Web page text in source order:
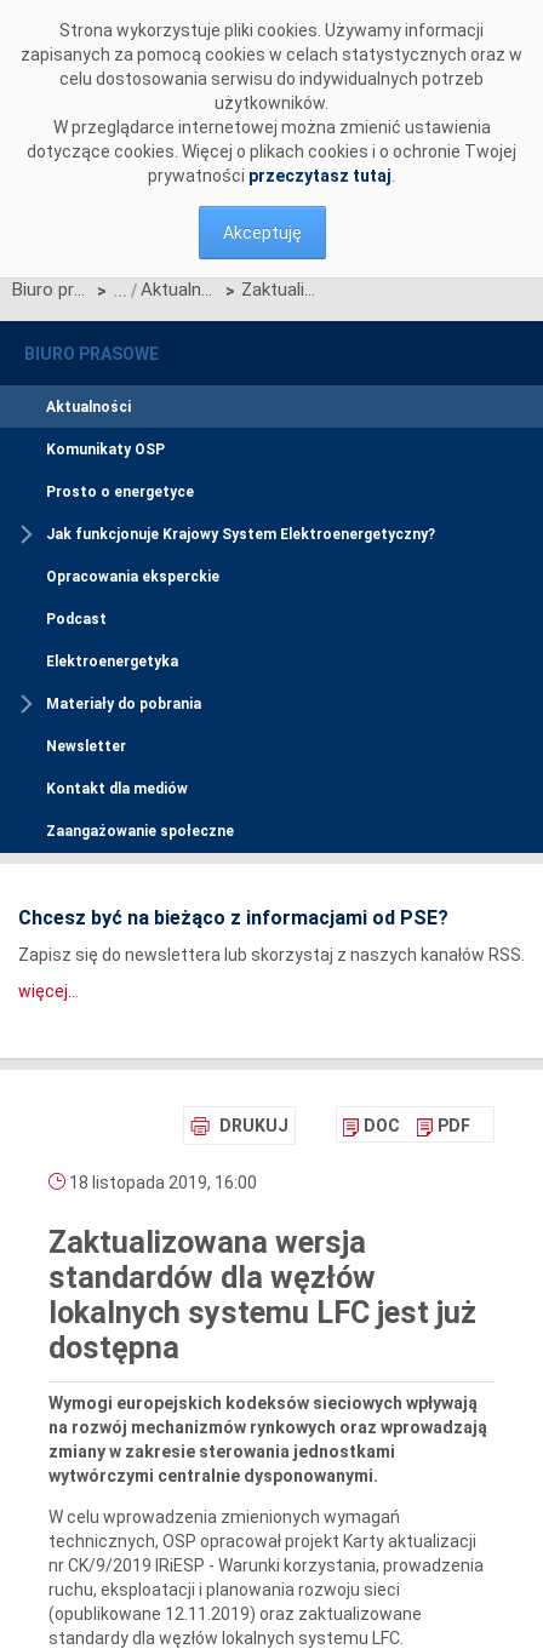
Strona wykorzystuje pliki cookies. Używamy informacji
zapisanych za pomocą cookies w celach statystycznych oraz w
celu dostosowania serwisu do indywidualnych potrzeb
użytkowników.
W przeglądarce internetowej można zmienić ustawienia
dotyczące cookies. Więcej o plikach cookies i o ochronie Twojej
prywatności przeczytasz tutaj
Akceptuję
Biuro prasowe > Aktualności > Zaktualizowana wersja standardów dla węzłów lokalnych systemu LFC jest już dostępna
BIURO PRASOWE
Aktualności
Komunikaty OSP
Prosto o energetyce
Jak funkcjonuje Krajowy System Elektroenergetyczny?
Opracowania eksperckie
Podcast
Elektroenergetyka
Materiały do pobrania
Newsletter
Kontakt dla mediów
Zaangażowanie społeczne
Chcesz być na bieżąco z informacjami od PSE?
Zapisz się do newslettera lub skorzystaj z naszych kanałów RSS.
więcej...
DRUKUJ DOC PDF
18 listopada 2019, 16:00
Zaktualizowana wersja
standardów dla węzłów
lokalnych systemu LFC jest już
dostępna
Wymogi europejskich kodeksów sieciowych wpływają
na rozwój mechanizmów rynkowych oraz wprowadzają
zmiany w zakresie sterowania jednostkami
wytwórczymi centralnie dysponowanymi.
W celu wprowadzenia zmienionych wymagań
technicznych, OSP opracował projekt Karty aktualizacji
nr CK/9/2019 IRiESP - Warunki korzystania, prowadzenia
ruchu, eksploatacji i planowania rozwoju sieci
(opublikowane 12.11.2019) oraz zaktualizowane
standardy dla węzłów lokalnych systemu LFC.